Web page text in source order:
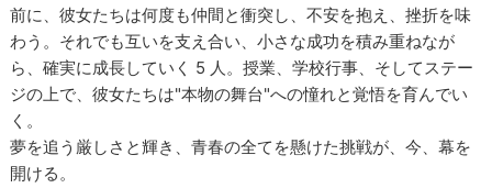
前に、彼女たちは何度も仲間と衝突し、不安を抱え、挫折を味
わう。それでも互いを支え合い、小さな成功を積み重ねなが
ら、確実に成長していく 5 人。授業、学校行事、そしてステー
ジの上で、彼女たちは"本物の舞台"への憧れと覚悟を育んでい
く。
夢を追う厳しさと輝き、⻘春の全てを懸けた挑戦が、今、幕を
開ける。